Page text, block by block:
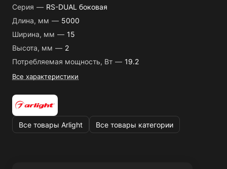
Серия — RS-DUAL боковая
Длина, мм — 5000
Ширина, мм — 15
Высота, мм — 2
Потребляемая мощность, Вт — 19.2
Все характеристики
Все товары Arlight Все товары категории